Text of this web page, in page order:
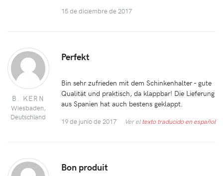
15 de diciembre de 2017
B. KERN
Wiesbaden,
Deutschland
Perfekt
Bin sehr zufrieden mit dem Schinkenhalter - gute
Qualität und praktisch, da klappbar! Die Lieferung
aus Spanien hat auch bestens geklappt.
19 de junio de 2017 Ver eltexto traducido en español
Bon produit